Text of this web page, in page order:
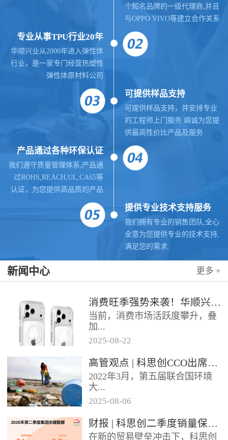
个知名品牌的一级代理商,并且
与OPPO VIVO等建立合作关系
专业从事TPU行业20年
华顺兴业从2000年进入弹性体
行业，是一家专门经营热塑性
弹性体原材料公司
可提供样品支持
可提供样品支持，并安排专业
的工程师上门服务 竭诚为您提
供最高性价比产品及服务
产品通过各种环保认证
我们遵守质量管理体系, 产品通
过ROHS,REACH,UL,CA65等
认证，为您提供高品质的产品
提供专业技术支持服务
我们拥有专业的销售团队,全心
全意为您提供专业的技术支持,
满足您的需求.
新闻中心 更多 +
消费旺季强势来袭！华顺兴业携手科思创 TPU，为手机护套行业注入破局新动能，抢占市场制高点
当前，消费市场活跃度攀升，叠
加...
各类促销节点临近，手机护套行
业迎来传统销售旺季，市场对高
品质、高性能产品的需求持续走
高。华...
2025-08-22
高管观点 | 科思创CCO出席全球塑料公约大会
2022年3月，第五届联合国环境
大...
会决定成立政府间谈判委员会
（INC），计划通过5次会议在
2025-08-06
财报 | 科思创二季度销量保持稳定，但动荡环境拖累业绩
在新的贸易壁垒冲击下，科思创